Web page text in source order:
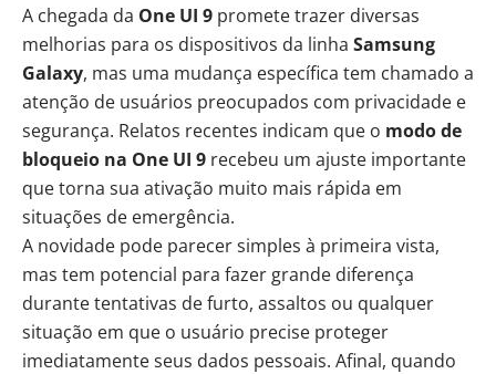
A chegada da One UI 9 promete trazer diversas
melhorias para os dispositivos da linha Samsung
Galaxy, mas uma mudança específica tem chamado a
atenção de usuários preocupados com privacidade e
segurança. Relatos recentes indicam que o modo de
bloqueio na One UI 9 recebeu um ajuste importante
que torna sua ativação muito mais rápida em
situações de emergência.
A novidade pode parecer simples à primeira vista,
mas tem potencial para fazer grande diferença
durante tentativas de furto, assaltos ou qualquer
situação em que o usuário precise proteger
imediatamente seus dados pessoais. Afinal, quando